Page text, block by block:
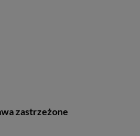
zastrzeżone